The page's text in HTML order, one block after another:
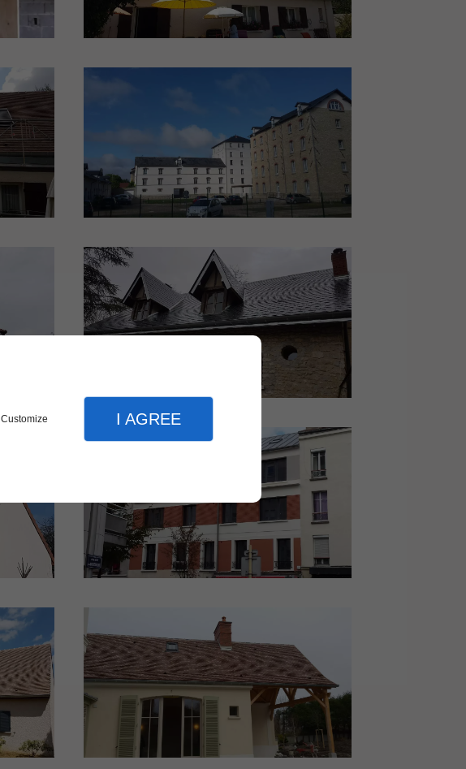
Customize I AGREE